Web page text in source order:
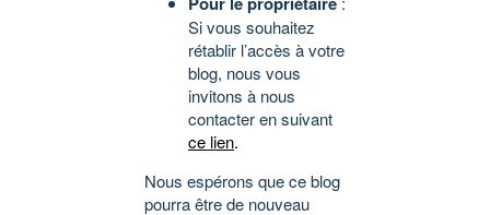
Si vous souhaitez
rétablir l’accès à votre
blog, nous vous
invitons à nous
contacter en suivant
ce lien.
Nous espérons que ce blog
pourra être de nouveau